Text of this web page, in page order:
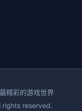
精彩的游戏世界
rights reserved.